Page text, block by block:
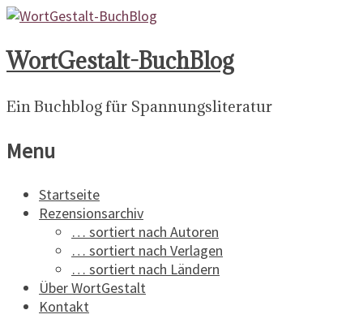
WortGestalt-BuchBlog
Ein Buchblog für Spannungsliteratur
Menu
Startseite
Rezensionsarchiv
… sortiert nach Autoren
… sortiert nach Verlagen
… sortiert nach Ländern
Über WortGestalt
Kontakt